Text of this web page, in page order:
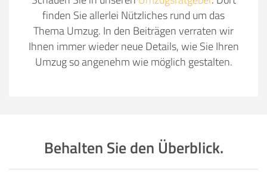
finden Sie allerlei Nützliches rund um das
Thema Umzug. In den Beiträgen verraten wir
Ihnen immer wieder neue Details, wie Sie Ihren
Umzug so angenehm wie möglich gestalten.
Behalten Sie den Überblick.